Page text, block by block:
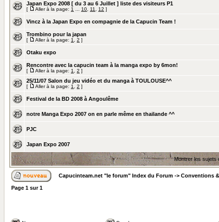
Japan Expo 2008 [ du 3 au 6 Juillet ] liste des visiteurs P1
[ Aller à la page: 1 10 11 12 ]
Vincz à la Japan Expo en compagnie de la Capucin Team !
Trombino pour la japan
[ Aller à la page: 1 2 ]
Otaku expo
Rencontre avec la capucin team à la manga expo by 6mon!
[ Aller à la page: 1 2 ]
25/11/07 Salon du jeu vidéo et du manga à TOULOUSE^^
[ Aller à la page: 1 2 ]
Festival de la BD 2008 à Angoulême
notre Manga Expo 2007 on en parle même en thailande ^^
PJC
Japan Expo 2007
Montrer les sujets
Capucinteam.net "le forum" Index du Forum -> Conventions
Page 1 sur1